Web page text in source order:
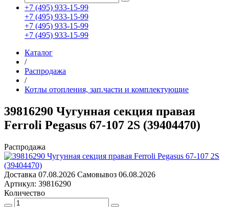
+7 (495) 933-15-99
+7 (495) 933-15-99
+7 (495) 933-15-99
+7 (495) 933-15-99
Каталог
/
Распродажа
/
Котлы отопления, зап.части и комплектующие
39816290 Чугунная секция правая
Ferroli Pegasus 67-107 2S (39404470)
Распродажа
Доставка 07.08.2026 Самовывоз 06.08.2026
Артикул: 39816290
Количество